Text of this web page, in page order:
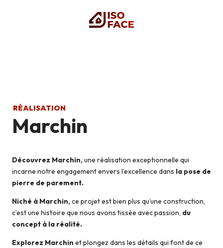
RÉALISATION
Marchin
Découvrez Marchin,une réalisation exceptionnelle qui
incarne notre engagement envers l’excellence dans la pose de
pierre de parement.
Niché à Marchin,ce projet est bien plus qu’une construction,
c’est une histoire que nous avons tissée avec passion, du
concept à la réalité.
Explorez Marchin et plongez dans les détails qui font de ce